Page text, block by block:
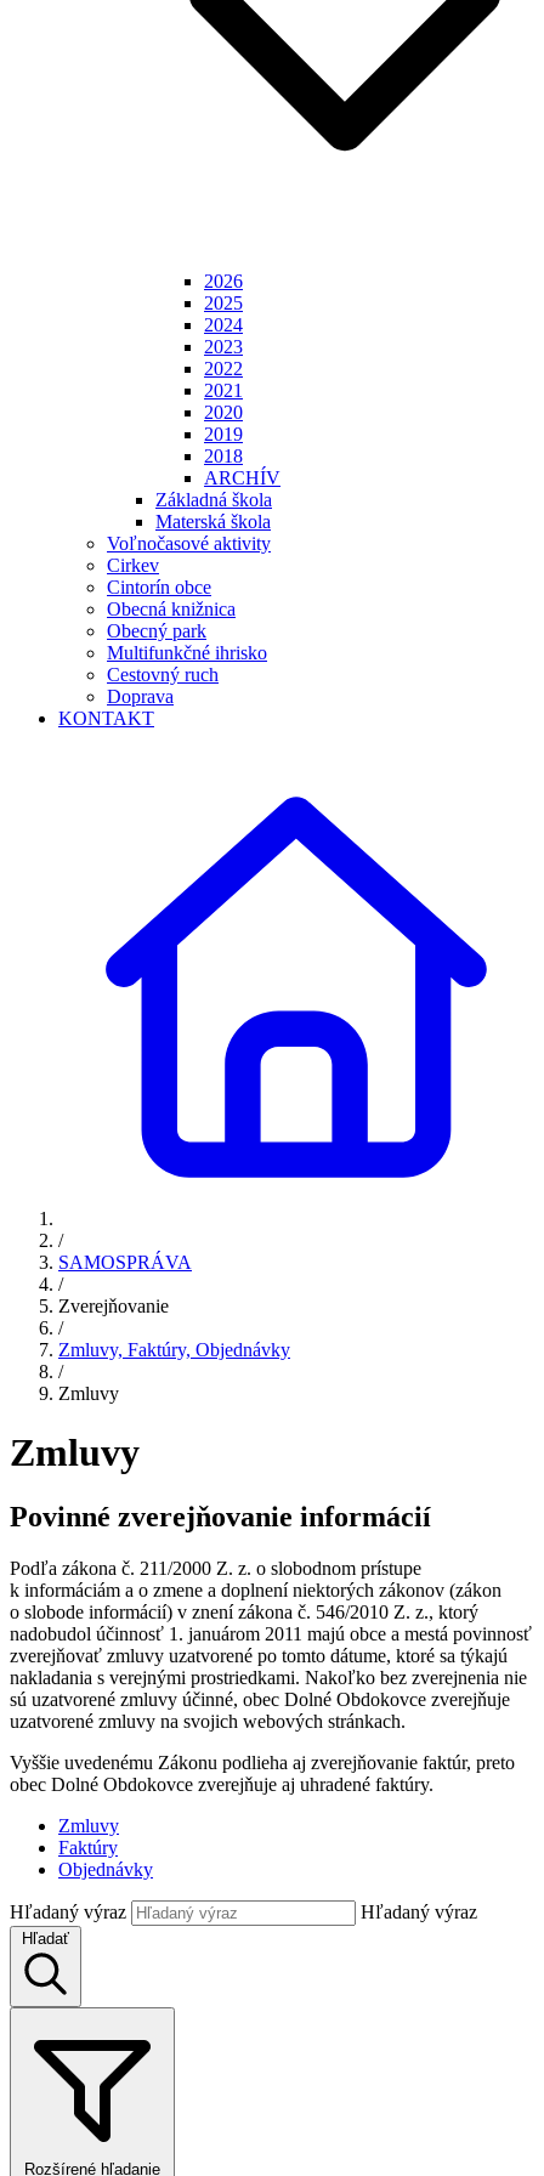
2026
2025
2024
2023
2022
2021
2020
2019
2018
ARCHÍV
Základná škola
Materská škola
Voľnočasové aktivity
Cirkev
Cintorín obce
Obecná knižnica
Obecný park
Multifunkčné ihrisko
Cestovný ruch
Doprava
KONTAKT
/
SAMOSPRÁVA
/
Zverejňovanie
/
Zmluvy, Faktúry, Objednávky
/
Zmluvy
Zmluvy
Povinné zverejňovanie informácií
Podľa zákona č. 211/2000 Z. z. o slobodnom prístupe
k informáciám a o zmene a doplnení niektorých zákonov (zákon
o slobode informácií) v znení zákona č. 546/2010 Z. z., ktorý
nadobudol účinnosť 1. januárom 2011 majú obce a mestá povinnosť
zverejňovať zmluvy uzatvorené po tomto dátume, ktoré sa týkajú
nakladania s verejnými prostriedkami. Nakoľko bez zverejnenia nie
sú uzatvorené zmluvy účinné, obec Dolné Obdokovce zverejňuje
uzatvorené zmluvy na svojich webových stránkach.
Vyššie uvedenému Zákonu podlieha aj zverejňovanie faktúr, preto
obec Dolné Obdokovce zverejňuje aj uhradené faktúry.
Zmluvy
Faktúry
Objednávky
Hľadaný výraz Hľadaný výraz
Hľadať
Rozšírené hľadanie